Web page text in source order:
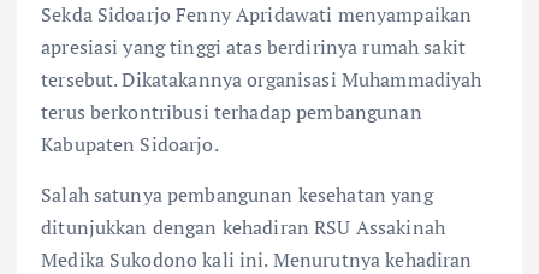
Sekda Sidoarjo Fenny Apridawati menyampaikan
apresiasi yang tinggi atas berdirinya rumah sakit
tersebut. Dikatakannya organisasi Muhammadiyah
terus berkontribusi terhadap pembangunan
Kabupaten Sidoarjo.
Salah satunya pembangunan kesehatan yang
ditunjukkan dengan kehadiran RSU Assakinah
Medika Sukodono kali ini. Menurutnya kehadiran